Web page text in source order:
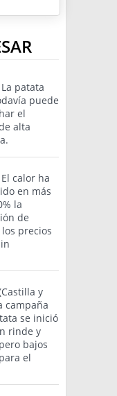
patata
puede
el
alta
calor ha
en más
la
de
precios
y
campaña
se inició
rinde y
bajos
el